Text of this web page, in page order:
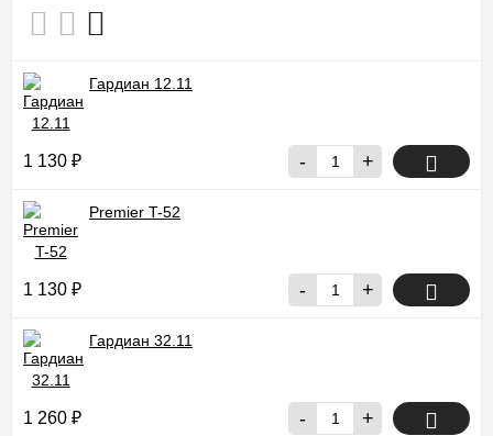
Гардиан 12.11
1 130 ₽ - +
Premier T-52
1 130 ₽ - +
Гардиан 32.11
1 260 ₽ - +